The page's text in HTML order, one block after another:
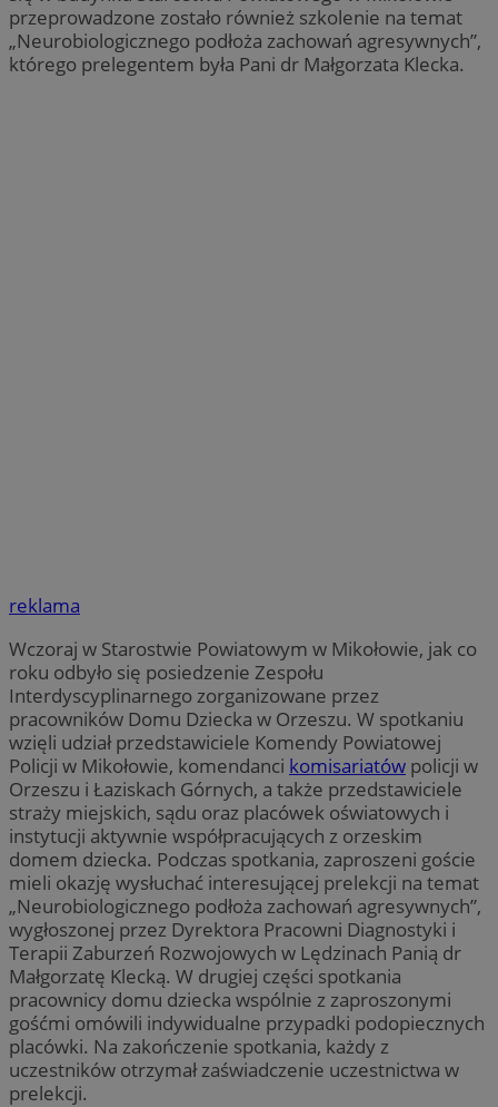
przeprowadzone zostało również szkolenie na temat
„Neurobiologicznego podłoża zachowań agresywnych”,
którego prelegentem była Pani dr Małgorzata Klecka.
reklama
Wczoraj w Starostwie Powiatowym w Mikołowie, jak co
roku odbyło się posiedzenie Zespołu
Interdyscyplinarnego zorganizowane przez
pracowników Domu Dziecka w Orzeszu. W spotkaniu
wzięli udział przedstawiciele Komendy Powiatowej
Policji w Mikołowie, komendanci komisariatów policji w
Orzeszu i Łaziskach Górnych, a także przedstawiciele
straży miejskich, sądu oraz placówek oświatowych i
instytucji aktywnie współpracujących z orzeskim
domem dziecka. Podczas spotkania, zaproszeni goście
mieli okazję wysłuchać interesującej prelekcji na temat
„Neurobiologicznego podłoża zachowań agresywnych”,
wygłoszonej przez Dyrektora Pracowni Diagnostyki i
Terapii Zaburzeń Rozwojowych w Lędzinach Panią dr
Małgorzatę Klecką. W drugiej części spotkania
pracownicy domu dziecka wspólnie z zaproszonymi
gośćmi omówili indywidualne przypadki podopiecznych
placówki. Na zakończenie spotkania, każdy z
uczestników otrzymał zaświadczenie uczestnictwa w
prelekcji.